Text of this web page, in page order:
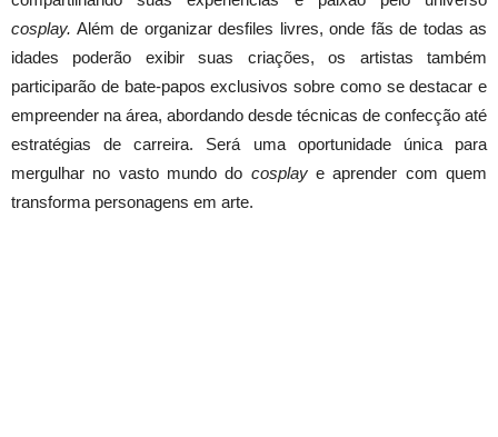
cosplay. Além de organizar desfiles livres, onde fãs de todas as
idades poderão exibir suas criações, os artistas também
participarão de bate-papos exclusivos sobre como se destacar e
empreender na área, abordando desde técnicas de confecção até
estratégias de carreira. Será uma oportunidade única para
mergulhar no vasto mundo do cosplaye aprender com quem
transforma personagens em arte.